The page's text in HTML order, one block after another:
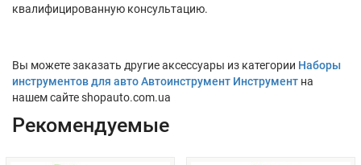
квалифицированную консультацию.
Вы можете заказать другие аксессуары из категории Наборы
инструментов для авто Автоинструмент Инструмент на
нашем сайте shopauto.com.ua
Рекомендуемые